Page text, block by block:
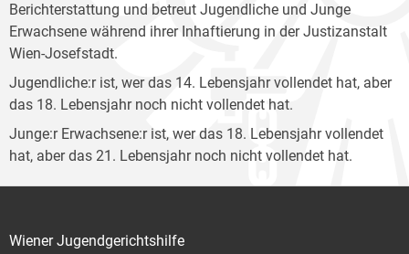
Berichterstattung und betreut Jugendliche und Junge
Erwachsene während ihrer Inhaftierung in der Justizanstalt
Wien-Josefstadt.
Jugendliche:r ist, wer das 14. Lebensjahr vollendet hat, aber
das 18. Lebensjahr noch nicht vollendet hat.
Junge:r Erwachsene:r ist, wer das 18. Lebensjahr vollendet
hat, aber das 21. Lebensjahr noch nicht vollendet hat.
Wiener Jugendgerichtshilfe